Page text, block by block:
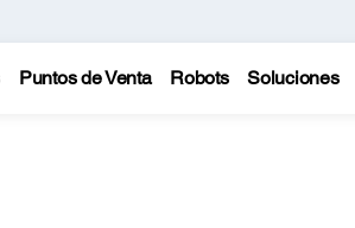
Puntos de Venta Robots Soluciones